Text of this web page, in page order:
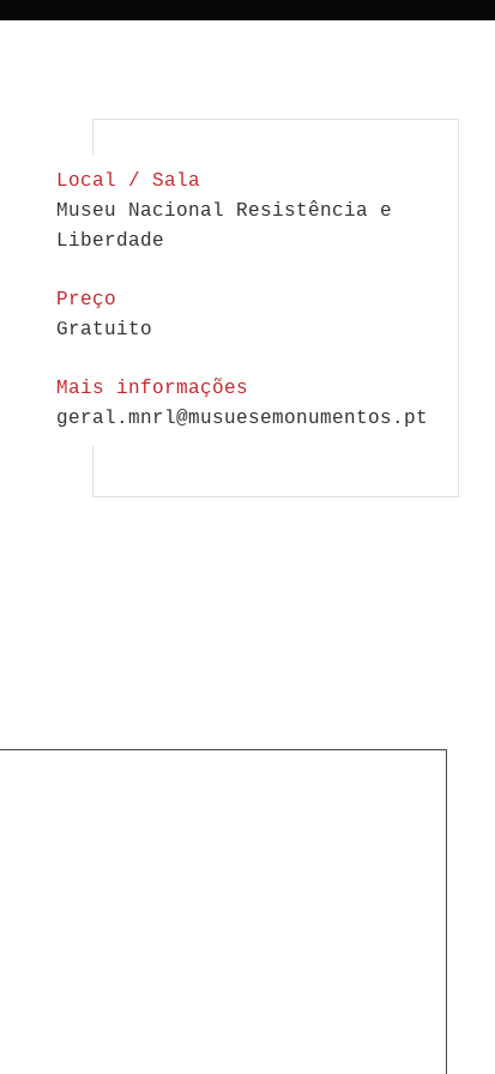
Local / Sala
Museu Nacional Resistência e
Liberdade
Preço
Gratuito
Mais informações
geral.mnrl@musuesemonumentos.pt